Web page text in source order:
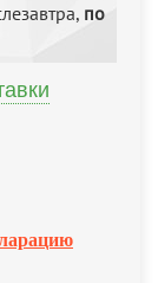
по